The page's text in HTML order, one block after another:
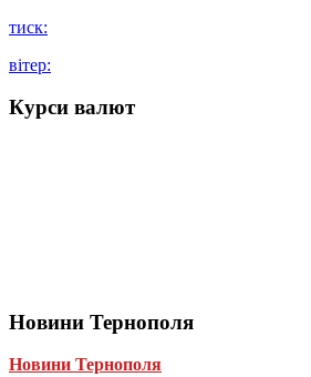
тиск:
вітер:
Курси валют
Новини Тернополя
Новини Тернополя